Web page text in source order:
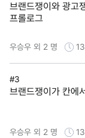
브랜드쟁이와 광고
프롤로그
우승우 외 2 명
#3
브랜드쟁이가 칸에
우승우 외 2 명